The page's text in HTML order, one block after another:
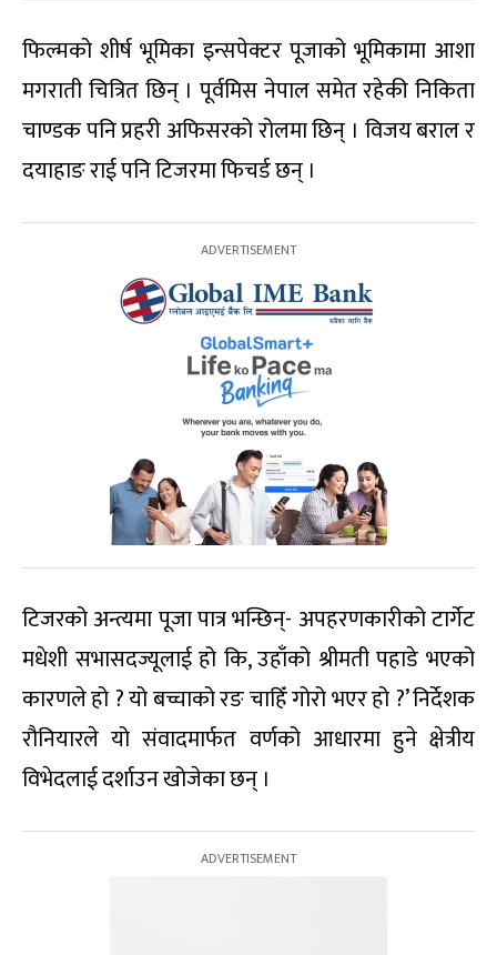
फिल्मको शीर्ष भूमिका इन्सपेक्टर पूजाको भूमिकामा आशा
मगराती चित्रित छिन् । पूर्वमिस नेपाल समेत रहेकी निकिता
चाण्डक पनि प्रहरी अफिसरको रोलमा छिन् । विजय बराल र
दयाहाङ राई पनि टिजरमा फिचर्ड छन् ।
टिजरको अन्त्यमा पूजा पात्र भन्छिन्- अपहरणकारीको टार्गेट
मधेशी सभासदज्यूलाई हो कि, उहाँको श्रीमती पहाडे भएको
कारणले हो ? यो बच्चाको रङ चाहिँ गोरो भएर हो ?’ निर्देशक
रौनियारले यो संवादमार्फत वर्णको आधारमा हुने क्षेत्रीय
विभेदलाई दर्शाउन खोजेका छन् ।